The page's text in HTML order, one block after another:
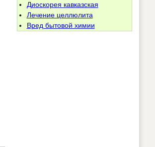
Диоскорея кавказская
Лечение целлюлита
Вред бытовой химии